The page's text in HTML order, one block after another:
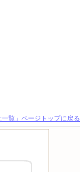
覧」ページトップに戻る